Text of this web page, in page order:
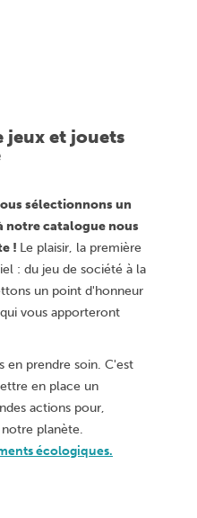
jeux et jouets
sélectionnons un
notre catalogue nous
! Le plaisir, la première
: du jeu de société à la
un point d'honneur
vous apporteront
en prendre soin. C'est
en place un
actions pour,
planète.
écologiques.